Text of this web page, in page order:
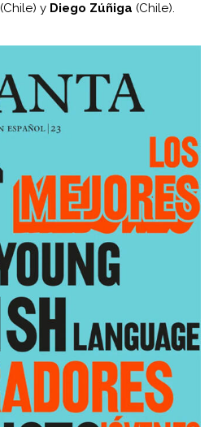
(Chile) y Diego Zúñiga (Chile).